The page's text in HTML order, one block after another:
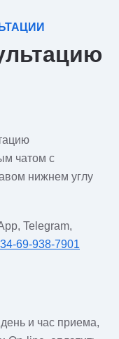
чатом с
нижнем углу
Telegram,
69-938-7901
и час приема,